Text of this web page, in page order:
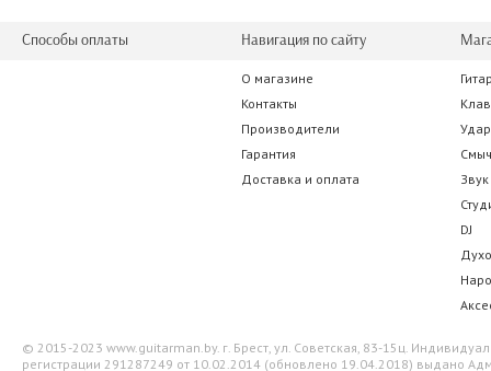
Способы оплаты Навигация по сайту
О магазине
Контакты
Производители
Гарантия
Доставка и оплата
Звук
DJ
© 2015-2023 www.guitarman.by. г. Брест, ул. Советская, 83-15ц.
регистрации 291287249 от 10.02.2014 (обновлено 19.04.2018) выдано